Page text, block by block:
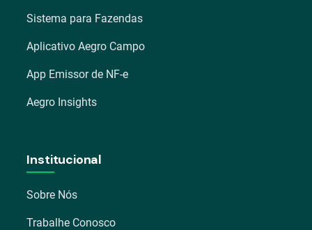
Sistema para Fazendas
Aplicativo Aegro Campo
App Emissor de NF-e
Aegro Insights
Institucional
Sobre Nós
Trabalhe Conosco